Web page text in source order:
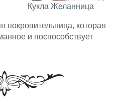
Кукла Желанница
которая
и поспособствует